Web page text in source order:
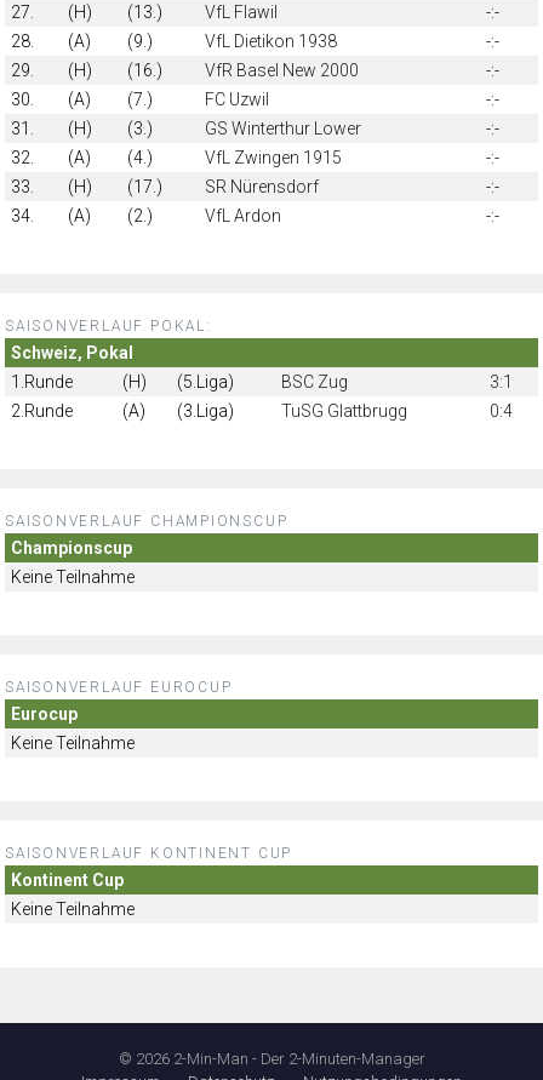
27.
(H) (13.) VfL Flawil
-:-
28.
(A) (9.) VfL Dietikon 1938
-:-
29.
(H) (16.) VfR Basel New 2000
-:-
30.
(A) (7.) FC Uzwil
-:-
31.
(H) (3.) GS Winterthur Lower
-:-
32.
(A) (4.) VfL Zwingen 1915
-:-
33.
(H) (17.) SR Nürensdorf
-:-
34.
(A) (2.) VfL Ardon -:-
SAISONVERLAUF POKAL:
Schweiz, Pokal
1.Runde
(H) (5.Liga) BSC Zug
3:1
2.Runde
(A) (3.Liga) TuSG Glattbrugg 0:4
SAISONVERLAUF CHAMPIONSCUP
Championscup
Keine Teilnahme
SAISONVERLAUF EUROCUP
Eurocup
Keine Teilnahme
SAISONVERLAUF KONTINENT CUP
Kontinent Cup
Keine Teilnahme
© 2026 2-Min-Man - Der 2-Minuten-Manager